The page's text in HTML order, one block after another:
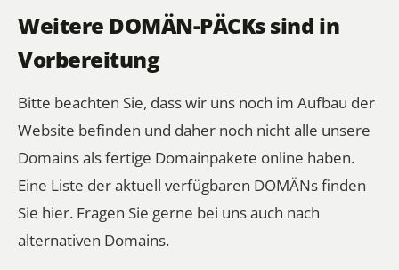
Weitere DOMÄN-PÄCKs sind in
Vorbereitung
Bitte beachten Sie, dass wir uns noch im Aufbau der
Website befinden und daher noch nicht alle unsere
Domains als fertige Domainpakete online haben.
Eine Liste der aktuell verfügbaren DOMÄNs finden
Sie hier. Fragen Sie gerne bei uns auch nach
alternativen Domains.